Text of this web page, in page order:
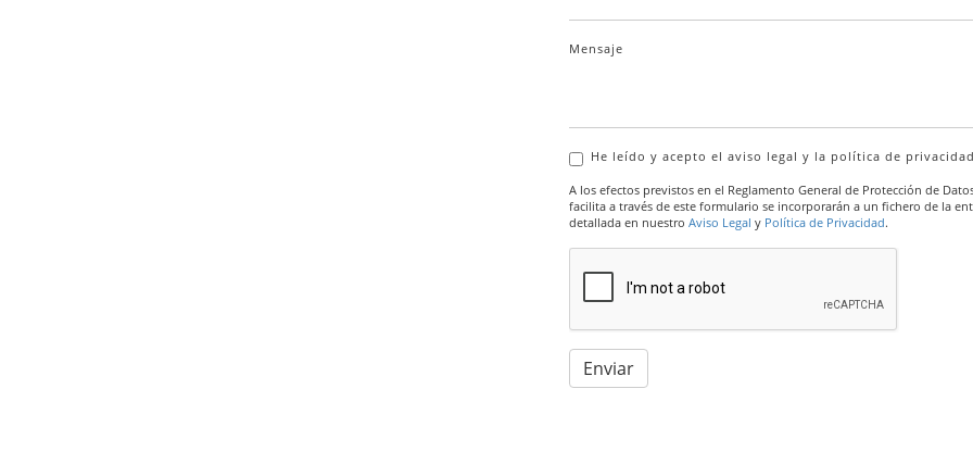
Mensaje
He leído y acepto el aviso legal y la política de
A los efectos previstos en el Reglamento General de Protección de
facilita a través de este formulario se incorporarán a un fichero de la
detallada en nuestro Aviso Legal y Política de Privacidad.
Enviar